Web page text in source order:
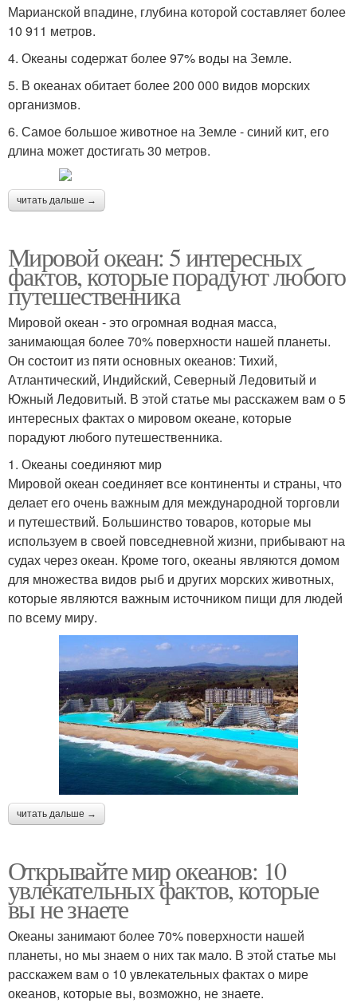
Марианской впадине, глубина которой составляет более
10 911 метров.
4. Океаны содержат более 97% воды на Земле.
5. В океанах обитает более 200 000 видов морских
организмов.
6. Самое большое животное на Земле - синий кит, его
длина может достигать 30 метров.
читать дальше →
Мировой океан: 5 интересных
фактов, которые порадуют любого
путешественника
Мировой океан - это огромная водная масса,
занимающая более 70% поверхности нашей планеты.
Он состоит из пяти основных океанов: Тихий,
Атлантический, Индийский, Северный Ледовитый и
Южный Ледовитый. В этой статье мы расскажем вам о 5
интересных фактах о мировом океане, которые
порадуют любого путешественника.
1. Океаны соединяют мир
Мировой океан соединяет все континенты и страны, что
делает его очень важным для международной торговли
и путешествий. Большинство товаров, которые мы
используем в своей повседневной жизни, прибывают на
судах через океан. Кроме того, океаны являются домом
для множества видов рыб и других морских животных,
которые являются важным источником пищи для людей
по всему миру.
читать дальше →
Открывайте мир океанов: 10
увлекательных фактов, которые
вы не знаете
Океаны занимают более 70% поверхности нашей
планеты, но мы знаем о них так мало. В этой статье мы
расскажем вам о 10 увлекательных фактах о мире
океанов, которые вы, возможно, не знаете.